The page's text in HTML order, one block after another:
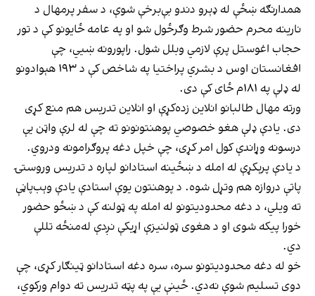
همدارنګه ښځې له ډېرو دندو بې‌برخې شوې، د سفر پرمهال د
نارینه محرم حضور شرط وګرځول شو او په عامه ځایونو کې د تور
حجاب اغوستل پرې لازمي وبلل شول. راپورونه ښيي، چې
افغانستان اوس د بشري پراختیا په شاخص کې د ۱۹۳ هېوادونو
له ډلې په ۱۸۱م ځای کې دی.
ورته مهال طالبانو انلاین زده‌‌کړې او انلاین تدریس هم منع کړی
دی. یادې ډلې هغو خصوصي پوهنتونونو ته چې له لرې واټن یې
درسونه وړاندې کول امر کړی، چې خپل دغه پروګرامونه ودروي.
د یادې پرېکړې له امله د ښځینه استادانو لپاره د تدریس وروستۍ
پاتې دروازه هم وتړل شوه. د پوهنتون یوې استادې یادې وېب‌پاڼې
ته ویلي، د دغه محدودیتونو له امله په ټولنه کې د ښځو حضور
خورا پیکه شوی او د هغوی ټولنیزې اړیکې نږدې له‌منځه تللې
دي.
خو له دغه محدودیتونو سره، سره دغه استادانو ټینګار کړی، چې
دوی تسلیم شوې نه‌دي. ځینې یې په پټه تدریس ته دوام ورکوي،